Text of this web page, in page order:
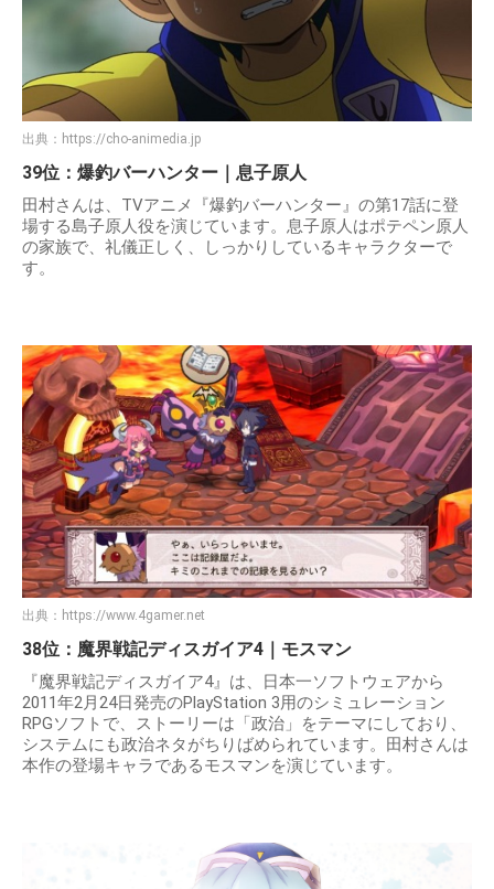
出典： https://cho-animedia.jp
39位：爆釣バーハンター｜息子原人
田村さんは、TVアニメ『爆釣バーハンター』の第17話に登
場する島子原人役を演じています。息子原人はポテペン原人
の家族で、礼儀正しく、しっかりしているキャラクターで
す。
出典： https://www.4gamer.net
38位：魔界戦記ディスガイア4｜モスマン
『魔界戦記ディスガイア4』は、日本一ソフトウェアから
2011年2月24日発売のPlayStation 3用のシミュレーション
RPGソフトで、ストーリーは「政治」をテーマにしており、
システムにも政治ネタがちりばめられています。田村さんは
本作の登場キャラであるモスマンを演じています。